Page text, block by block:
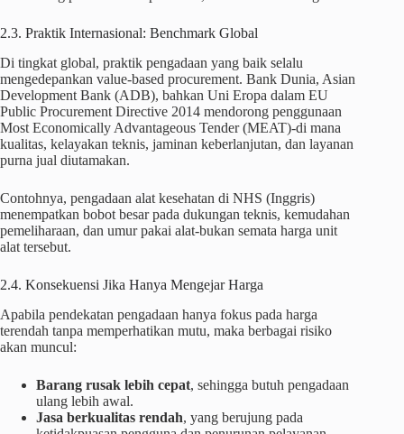
2.3. Praktik Internasional: Benchmark Global
Di tingkat global, praktik pengadaan yang baik selalu
mengedepankan value-based procurement. Bank Dunia, Asian
Development Bank (ADB), bahkan Uni Eropa dalam EU
Public Procurement Directive 2014 mendorong penggunaan
Most Economically Advantageous Tender (MEAT)-di mana
kualitas, kelayakan teknis, jaminan keberlanjutan, dan layanan
purna jual diutamakan.
Contohnya, pengadaan alat kesehatan di NHS (Inggris)
menempatkan bobot besar pada dukungan teknis, kemudahan
pemeliharaan, dan umur pakai alat-bukan semata harga unit
alat tersebut.
2.4. Konsekuensi Jika Hanya Mengejar Harga
Apabila pendekatan pengadaan hanya fokus pada harga
terendah tanpa memperhatikan mutu, maka berbagai risiko
akan muncul:
Barang rusak lebih cepat, sehingga butuh pengadaan
ulang lebih awal.
Jasa berkualitas rendah, yang berujung pada